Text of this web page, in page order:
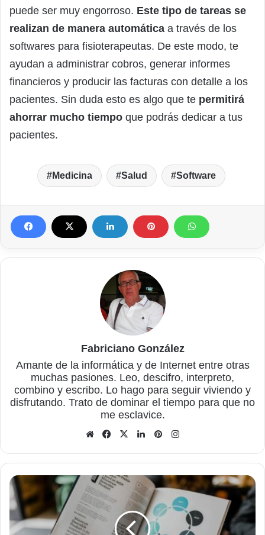
puede ser muy engorroso. Este tipo de tareas se
realizan de manera automática a través de los
softwares para fisioterapeutas. De este modo, te
ayudan a administrar cobros, generar informes
financieros y producir las facturas con detalle a los
pacientes. Sin duda esto es algo que te permitirá
ahorrar mucho tiempo que podrás dedicar a tus
pacientes.
Medicina Salud Software
Fabriciano González
Amante de la informática y de Internet entre otras
muchas pasiones. Leo, descifro, interpreto,
combino y escribo. Lo hago para seguir viviendo y
disfrutando. Trato de dominar el tiempo para que no
me esclavice.
Sitio
Facebook
X LinkedInPinterest
Ashampoo
PDF
Free,
para
ver